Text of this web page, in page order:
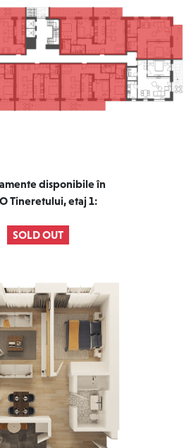
disponibile în
Tineretului, etaj 1:
SOLD OUT